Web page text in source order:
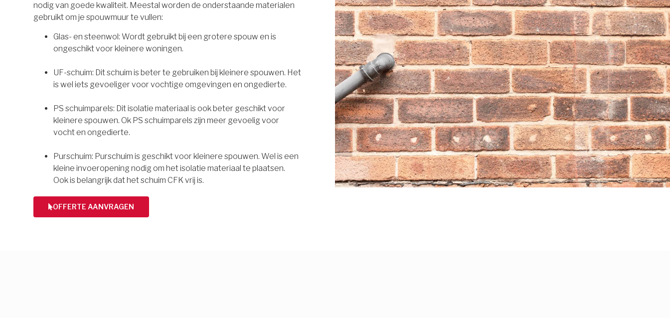
nodig van goede kwaliteit. Meestal worden de onderstaande materialen
gebruikt om je spouwmuur te vullen:
Glas- en steenwol: Wordt gebruikt bij een grotere spouw en is
ongeschikt voor kleinere woningen.
UF-schuim: Dit schuim is beter te gebruiken bij kleinere spouwen. Het
is wel iets gevoeliger voor vochtige omgevingen en ongedierte.
PS schuimparels: Dit isolatie materiaal is ook beter geschikt voor
kleinere spouwen. Ok PS schuimparels zijn meer gevoelig voor
vocht en ongedierte.
Purschuim: Purschuim is geschikt voor kleinere spouwen. Wel is een
kleine invoeropening nodig om het isolatie materiaal te plaatsen.
Ook is belangrijk dat het schuim CFK vrij is.
OFFERTE AANVRAGEN